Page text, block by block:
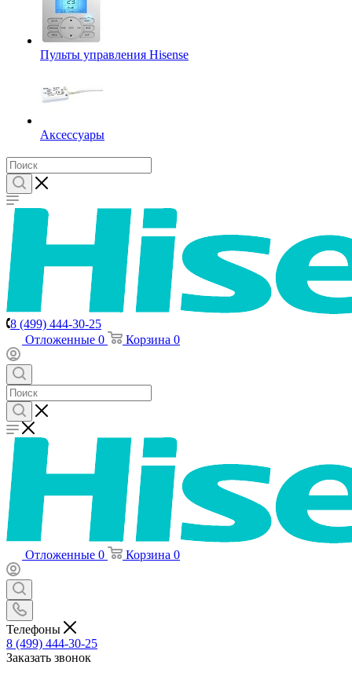
Пульты управления Hisense
Аксессуары
8 (499) 444-30-25
Отложенные 0 Корзина 0
Отложенные 0 Корзина 0
Телефоны
8 (499) 444-30-25
Заказать звонок